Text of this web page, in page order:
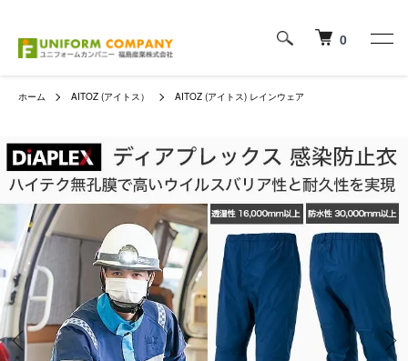
0
ホーム AITOZ (アイトス） AITOZ (アイトス) レインウェア